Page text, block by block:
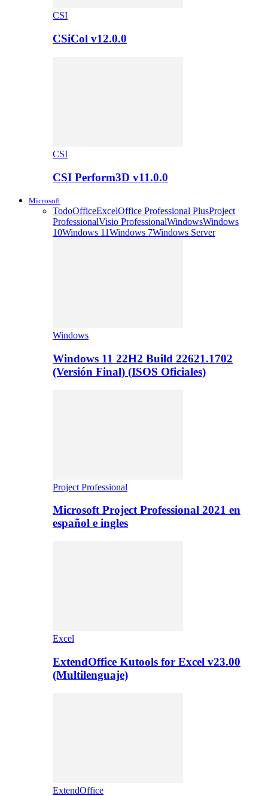
CSI
CSiCol v12.0.0
CSI
CSI Perform3D v11.0.0
Microsoft
TodoOfficeExcelOffice Professional PlusProject
ProfessionalVisio ProfessionalWindowsWindows
10Windows 11Windows 7Windows Server
Windows
Windows 11 22H2 Build 22621.1702
(Versión Final) (ISOS Oficiales)
Project Professional
Microsoft Project Professional 2021 en
español e ingles
Excel
ExtendOffice Kutools for Excel v23.00
(Multilenguaje)
ExtendOffice